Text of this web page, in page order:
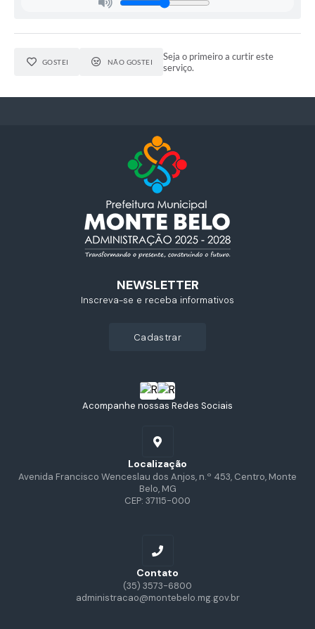
GOSTEI NÃO GOSTEI
Seja o primeiro a curtir este
serviço.
Acompanhe nossas Redes Sociais
Localização
Avenida Francisco Wenceslau dos Anjos, n.º 453, Centro, Monte
Belo, MG
CEP: 37115-000
Contato
(35) 3573-6800
administracao@montebelo.mg.gov.br
NEWSLETTER
Inscreva-se e receba informativos
cadastrar